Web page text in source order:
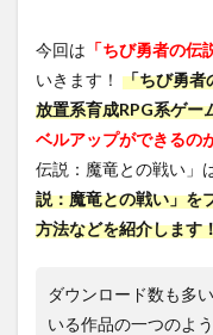
今回は 「ちび勇者の
いきます！ 「ちび勇者
放置系育成RPG系ゲー
ベルアップができるの
伝説：魔竜との戦い」
説：魔竜との戦い」を
方法などを紹介します
ダウンロード数も多
いる作品の一つのよ